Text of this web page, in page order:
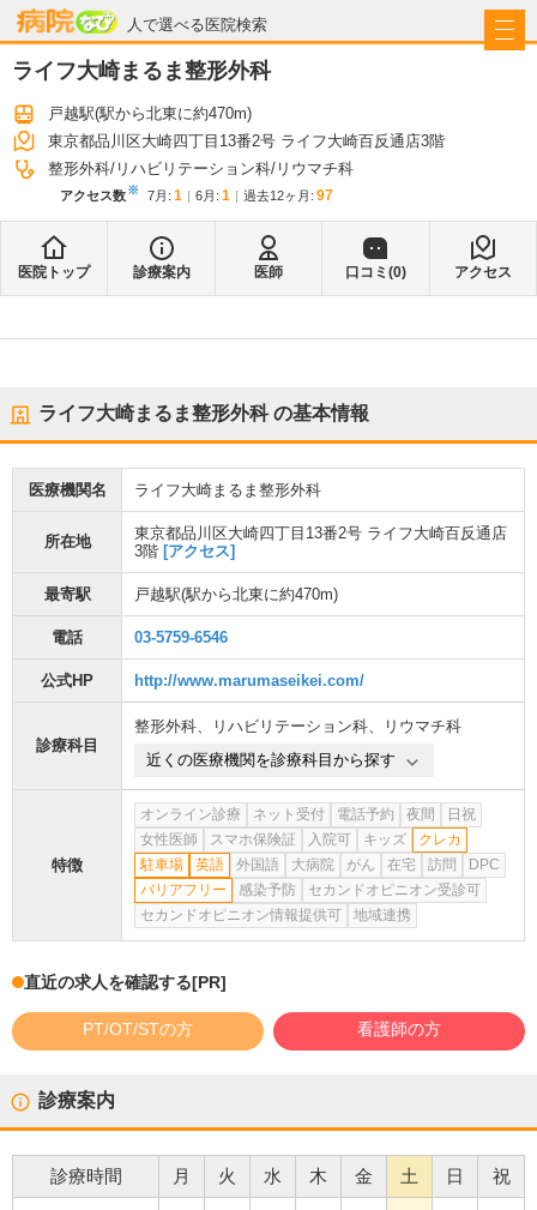
人で選べる医院検索
病院なび
ライフ大崎まるま整形外科
戸越駅(駅から北東に約470m)
東京都品川区大崎四丁目13番2号 ライフ大崎百反通店3階
整形外科 リハビリテーション科 リウマチ科
アクセス数※ 7月 : 1 6月 : 1 過去12ヶ月: 97
医院トップ 診療案内 医師 口コミ(0) アクセス
ライフ大崎まるま整形外科の基本情報
医療機関名 ライフ大崎まるま整形外科
所在地
東京都品川区大崎四丁目13番2号 ライフ大崎百反通店
3階 [アクセス]
最寄駅 戸越駅(駅から北東に約470m)
電話 03-5759-6546
公式HP http://www.marumaseikei.com/
診療科目
整形外科、 リハビリテーション科、
リウマチ科
近くの医療機関を診療科目から探す
特徴
オンライン診療 ネット受付 電話予約 夜間
日祝
女性医師
スマホ保険証 入院可 キッズ
クレカ
駐車場
英語 外国語 大病院 がん 在宅 訪問
DPC
バリアフリー
感染予防
セカンドオピニオン受診可
セカンドオピニオン情報提供可
地域連携
直近の求人を確認する[PR]
PT/OT/STの方 看護師の方
診療案内
診療時間 月 火 水 木 金 土 日 祝